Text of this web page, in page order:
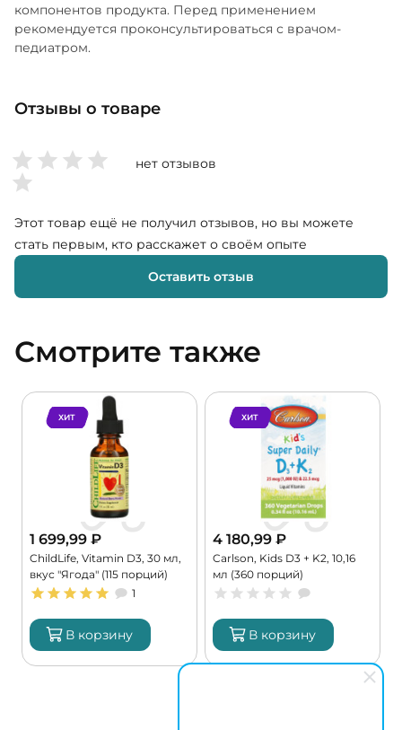
компонентов продукта. Перед применением
рекомендуется проконсультироваться с врачом-
педиатром.
Отзывы о товаре
нет отзывов
Этот товар ещё не получил отзывов, но вы можете
стать первым, кто расскажет о своём опыте
Оставить отзыв
Смотрите также
ХИТ
1 699,99 ₽
ChildLife, Vitamin D3, 30 мл,
вкус "Ягода" (115 порций)
1
В корзину
ХИТ
4 180,99 ₽
Carlson, Kids D3 + K2, 10,16
мл (360 порций)
В корзину